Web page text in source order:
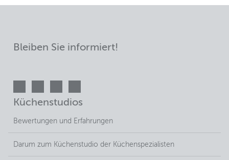
Küchenstudios
Bewertungen und Erfahrungen
Darum zum Küchenstudio der Küchenspezialisten
Bleiben Sie informiert!